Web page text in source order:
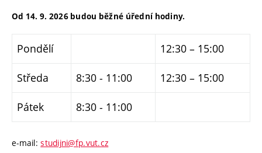
Od 14. 9. 2026 budou běžné úřední hodiny.
Pondělí 12:30 – 15:00
Středa 8:30 - 11:00 12:30 – 15:00
Pátek 8:30 - 11:00
e-mail:studijni@fp.vut.cz